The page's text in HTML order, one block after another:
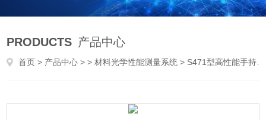
PRODUCTS 产品中心
首页 > 产品中心 > >材料光学性能测量系统 > S471型高性能手持式能量/功率计